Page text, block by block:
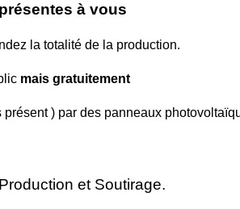
à vous
la totalité de la production.
mais gratuitement
) par des panneaux
et Soutirage.